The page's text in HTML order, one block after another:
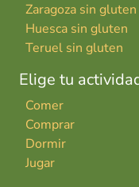
Zaragoza sin gluten
Huesca sin gluten
Teruel sin gluten
Elige tu
Comer
Comprar
Dormir
Jugar